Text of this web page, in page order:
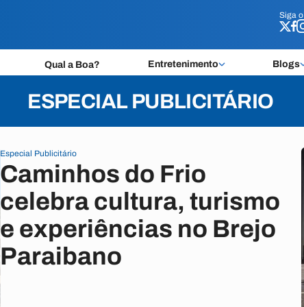
Siga o
Qual a Boa? Entretenimento Blogs
Siga o
ESPECIAL PUBLICITÁRIO
Especial Publicitário
Caminhos do Frio
celebra cultura, turismo
e experiências no Brejo
Paraibano